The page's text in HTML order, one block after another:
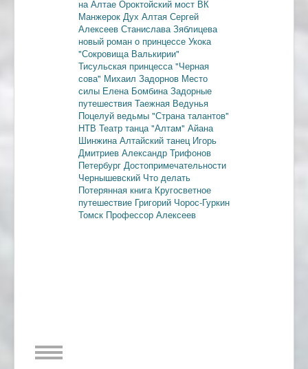
на Алтае Ороктойский мост ВК
Манжерок Дух Алтая Сергей
Алексеев Станислава Зяблицева
новый роман о принцессе Укока
"Сокровища Валькирии"
Тисульская принцесса "Черная
сова" Михаил Задорнов Место
силы Елена Бомбина Задорные
путешествия Таежная Ведунья
Поцелуй ведьмы "Страна талантов"
НТВ Театр танца "Алтам" Айана
Шинжина Алтайский танец Игорь
Дмитриев Александр Трифонов
Петербург Достопримечательности
Чернышевский Что делать
Потерянная книга Кругосветное
путешествие Григорий Чорос-Гуркин
Томск Профессор Алексеев